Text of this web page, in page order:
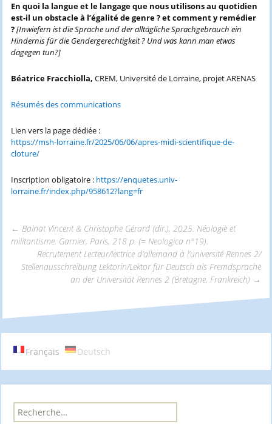
En quoi la langue et le langage que nous utilisons au quotidien
est-il un obstacle à l’égalité de genre ? et comment y remédier
?[Inwiefern ist die Sprache und der alltägliche Sprachgebrauch ein
Hindernis für die Gendergerechtigkeit ? Und was kann man etwas
dagegen tun?]
Béatrice Fracchiolla, CREM, Université de Lorraine, projet ARENAS
Résumés des communications
Lien vers la page dédiée :
https://msh-lorraine.fr/2025/06/06/apres-midi-scientifique-de-
cloture/
Inscription obligatoire : https://enquetes.univ-
lorraine.fr/index.php/958612?lang=fr
Navigation
articles
← Balnat Vincent & Christophe Gérard (dir.), 2025. Néologie et
militantisme. Garnier, Paris, 218 p. (= Neologica n°19).
Recrutement Lecteur/lectrice d’allemand à l’université Rennes 2/
Stellenausschreibung Lektorin/Lektor für Deutsch als Fremdsprache
an der Universität Rennes 2 (Bretagne, Frankreich) →
Français Deutsch
R
e